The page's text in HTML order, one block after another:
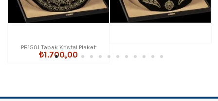
PB1501 Tabak Kristal Plaket
₺1.700,00